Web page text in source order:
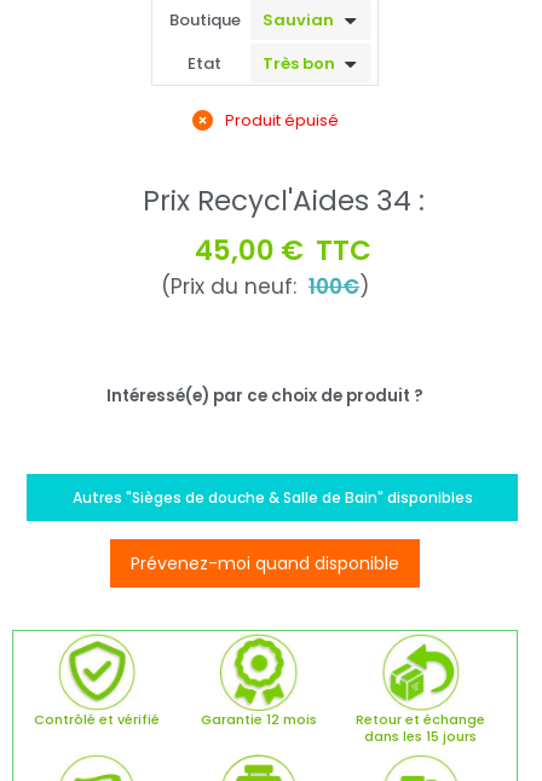
Boutique
Etat
Produit épuisé
Prix Recycl'Aides 34 :
45,00 € TTC
(Prix du neuf: 100€)
Intéressé(e) par ce choix de produit ?
Autres "Sièges de douche & Salle de Bain" disponibles
Prévenez-moi quand disponible
Contrôlé et vérifié Garantie 12 mois
Retour et échange
dans les 15 jours